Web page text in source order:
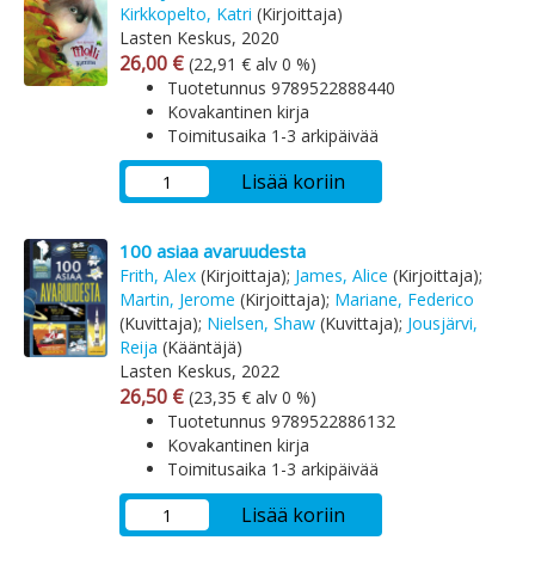
Kirkkopelto, Katri (Kirjoittaja)
Lasten Keskus, 2020
Arvonlisäverollinen hinta
26,00 € Arvonlisäveroton hinta
(22,91 € alv 0 %)
Tuotetunnus 9789522888440
Kovakantinen kirja
Toimitusaika 1-3 arkipäivää
Lisää koriin
100 asiaa avaruudesta
Frith, Alex (Kirjoittaja); James, Alice (Kirjoittaja);
Martin, Jerome (Kirjoittaja); Mariane, Federico
(Kuvittaja); Nielsen, Shaw (Kuvittaja); Jousjärvi,
Reija (Kääntäjä)
Lasten Keskus, 2022
Arvonlisäverollinen hinta
26,50 € Arvonlisäveroton hinta
(23,35 € alv 0 %)
Tuotetunnus 9789522886132
Kovakantinen kirja
Toimitusaika 1-3 arkipäivää
Lisää koriin